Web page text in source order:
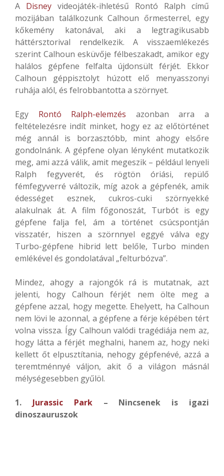
A Disney videojáték-ihletésű Rontó Ralph című
mozijában találkozunk Calhoun őrmesterrel, egy
kőkemény katonával, aki a legtragikusabb
háttérsztorival rendelkezik. A visszaemlékezés
szerint Calhoun esküvője félbeszakadt, amikor egy
halálos gépfene felfalta újdonsült férjét. Ekkor
Calhoun géppisztolyt húzott elő menyasszonyi
ruhája alól, és felrobbantotta a szörnyet.
Egy Rontó Ralph-elemzés azonban arra a
feltételezésre indít minket, hogy ez az előtörténet
még annál is borzasztóbb, mint ahogy elsőre
gondolnánk. A gépfene olyan lényként mutatkozik
meg, ami azzá válik, amit megeszik – például lenyeli
Ralph fegyverét, és rögtön óriási, repülő
fémfegyverré változik, míg azok a gépfenék, amik
édességet esznek, cukros-cuki szörnyekké
alakulnak át. A film főgonoszát, Turbót is egy
gépfene falja fel, ám a történet csúcspontján
visszatér, hiszen a szörnnyel eggyé válva egy
Turbo-gépfene hibrid lett belőle, Turbo minden
emlékével és gondolatával „felturbózva”.
Mindez, ahogy a rajongók rá is mutatnak, azt
jelenti, hogy Calhoun férjét nem ölte meg a
gépfene azzal, hogy megette. Ehelyett, ha Calhoun
nem lövi le azonnal, a gépfene a férje képében tért
volna vissza. Így Calhoun valódi tragédiája nem az,
hogy látta a férjét meghalni, hanem az, hogy neki
kellett őt elpusztítania, nehogy gépfenévé, azzá a
teremtménnyé váljon, akit ő a világon másnál
mélységesebben gyűlöl.
1. Jurassic Park– Nincsenek is igazi
dinoszauruszok